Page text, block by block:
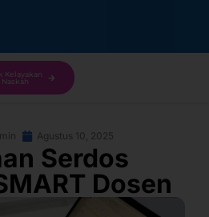
Kelayakan
Naskah
Agustus 10, 2025
Serdos
Dosen